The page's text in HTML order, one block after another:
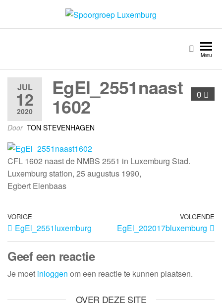
Spoorgroep Luxemburg
Menu
JUL
12
2020
0
EgEl_2551naast
1602
Door TON STEVENHAGEN
CFL 1602 naast de NMBS 2551 in Luxemburg Stad.
Luxemburg station, 25 augustus 1990,
Egbert Elenbaas
VORIGE
EgEl_2551luxemburg
VOLGENDE
EgEl_202017bluxemburg
Geef een reactie
Je moet inloggen om een reactie te kunnen plaatsen.
OVER DEZE SITE